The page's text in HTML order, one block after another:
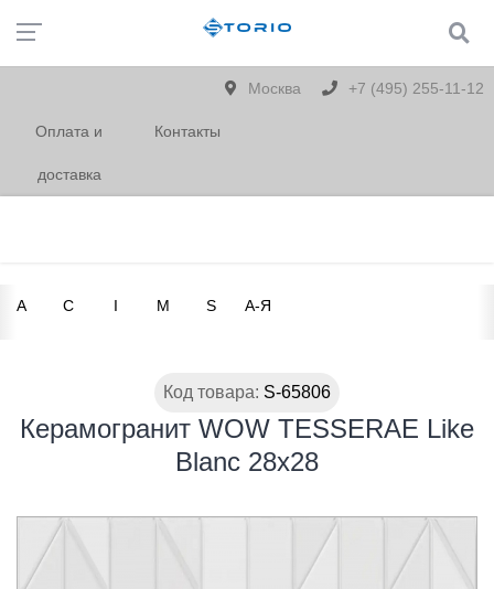
Москва +7 (495) 255-11-12
Оплата и
доставка
Контакты
A C I M S А-Я
Код товара: S-65806
Керамогранит WOW TESSERAE Like
Blanc 28х28